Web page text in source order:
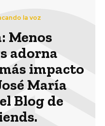
la voz
Menos
adorna
impacto
María
Blog de